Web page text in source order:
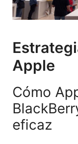
Apple
Cómo
eficaz